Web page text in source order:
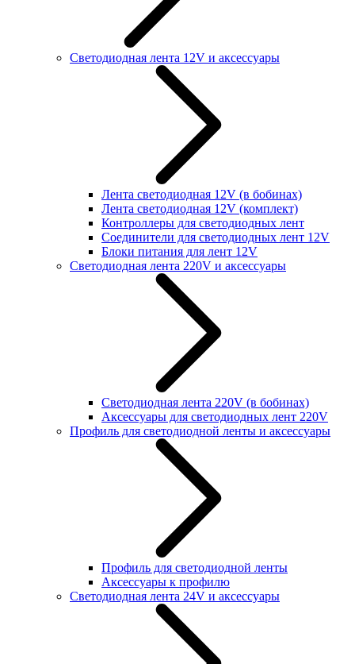
Светодиодная лента 12V и аксессуары
Лента светодиодная 12V (в бобинах)
Лента светодиодная 12V (комплект)
Контроллеры для светодиодных лент
Соединители для светодиодных лент 12V
Блоки питания для лент 12V
Светодиодная лента 220V и аксессуары
Светодиодная лента 220V (в бобинах)
Аксессуары для светодиодных лент 220V
Профиль для светодиодной ленты и аксессуары
Профиль для светодиодной ленты
Аксессуары к профилю
Светодиодная лента 24V и аксессуары